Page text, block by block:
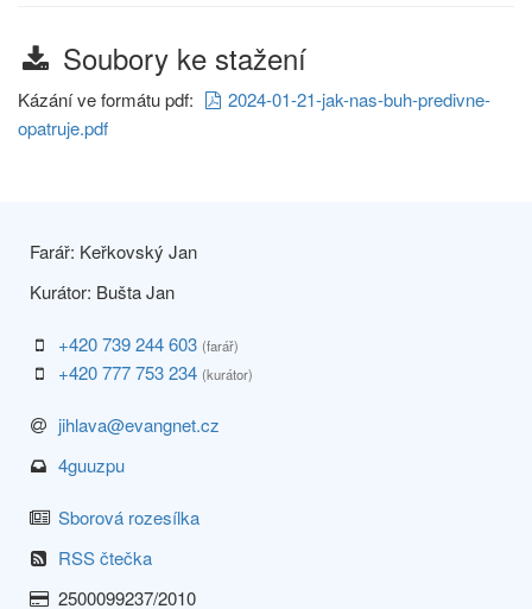
Soubory ke stažení
Kázání ve formátu pdf:
2024-01-21-jak-nas-buh-predivne-
opatruje.pdf
Farář: Keřkovský Jan
Kurátor: Bušta Jan
+420 739 244 603 (farář)
+420 777 753 234 (kurátor)
jihlava@evangnet.cz
4guuzpu
Sborová rozesílka
RSS čtečka
2500099237/2010